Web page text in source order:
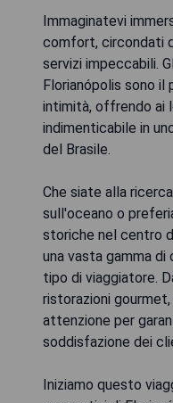
Immaginatevi
comfort, circondati
servizi impeccabili.
Florianópolis sono
intimità, offrendo ai
indimenticabile in
del Brasile.
Che siate alla
sull'oceano o
storiche nel centro
una vasta gamma di
tipo di viaggiatore.
ristorazioni
attenzione per
soddisfazione dei
Iniziamo questo